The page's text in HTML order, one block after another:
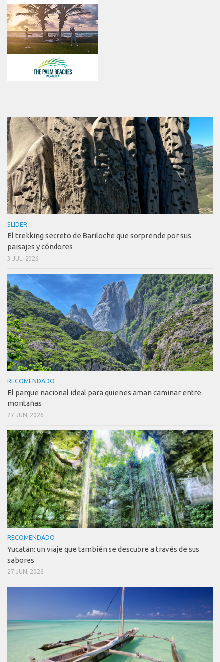
SLIDER
El trekking secreto de Bariloche que sorprende por sus
paisajes y cóndores
3 JUL, 2026
RECOMENDADO
El parque nacional ideal para quienes aman caminar entre
montañas
27 JUN, 2026
RECOMENDADO
Yucatán: un viaje que también se descubre a través de sus
sabores
27 JUN, 2026